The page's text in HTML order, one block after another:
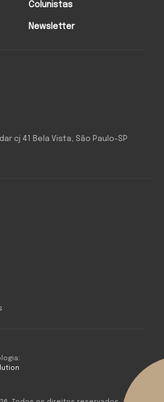
cj 41 Bela Vista, São Paulo-SP
Colunistas
Newsletter